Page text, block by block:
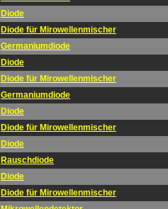
Diode
Diode für Mirowellenmischer
Germaniumdiode
Diode
Diode für Mirowellenmischer
Germaniumdiode
Diode
Diode für Mirowellenmischer
Diode
Rauschdiode
Diode
Diode für Mirowellenmischer